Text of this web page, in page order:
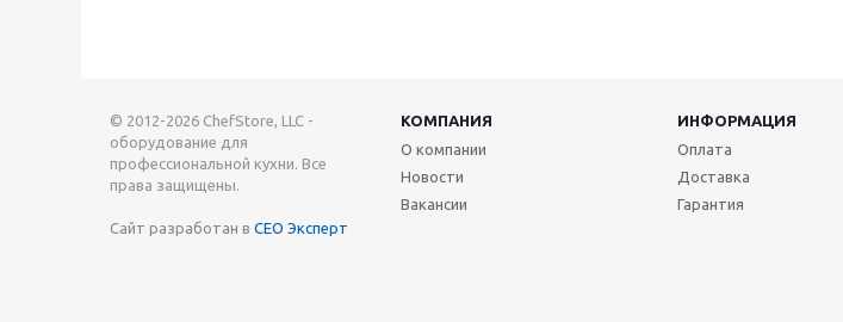
© 2012-2026 ChefStore, LLC -
оборудование для
профессиональной кухни. Все
права защищены.
Сайт разработан в СЕО Эксперт
КОМПАНИЯ ИНФОРМАЦИЯ
О компании
Новости
Вакансии
Оплата
Доставка
Гарантия